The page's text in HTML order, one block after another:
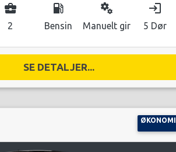
business_center
2
local_gas_station
Bensin
miscellaneous_services
Manuelt gir
login
5 Dør
SE DETALJER...
ØKONOMI